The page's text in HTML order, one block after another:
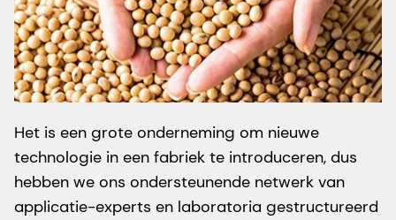
Het is een grote onderneming om nieuwe
technologie in een fabriek te introduceren, dus
hebben we ons ondersteunende netwerk van
applicatie-experts en laboratoria gestructureerd